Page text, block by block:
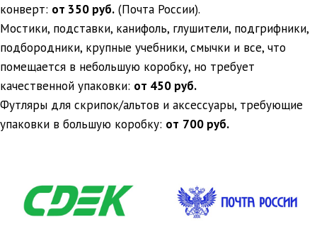
конверт: от 350 руб. (Почта России).
Мостики, подставки, канифоль, глушители, подгрифники,
подбородники, крупные учебники, смычки и все, что
помещается в небольшую коробку, но требует
качественной упаковки: от 450 руб.
Футляры для скрипок/альтов и аксессуары, требующие
упаковки в большую коробку: от 700 руб.